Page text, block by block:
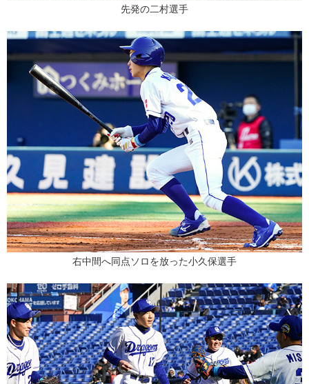
先発の二村選手
右中間へ同点ソロを放った小久保選手